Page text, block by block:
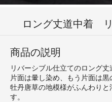
ロング丈道中着
商品の説明
リバーシブル仕立てのロング丈
片面は暈し染め、もう片面は黒
牡丹唐草の地模様がふんわり
す。